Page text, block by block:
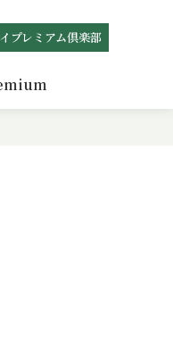
プレミアム倶楽部